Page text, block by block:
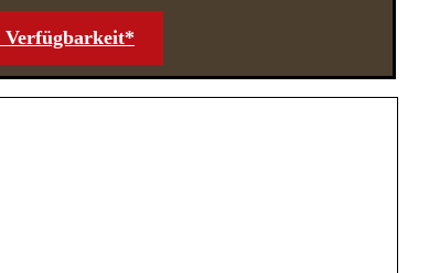
Verfügbarkeit*